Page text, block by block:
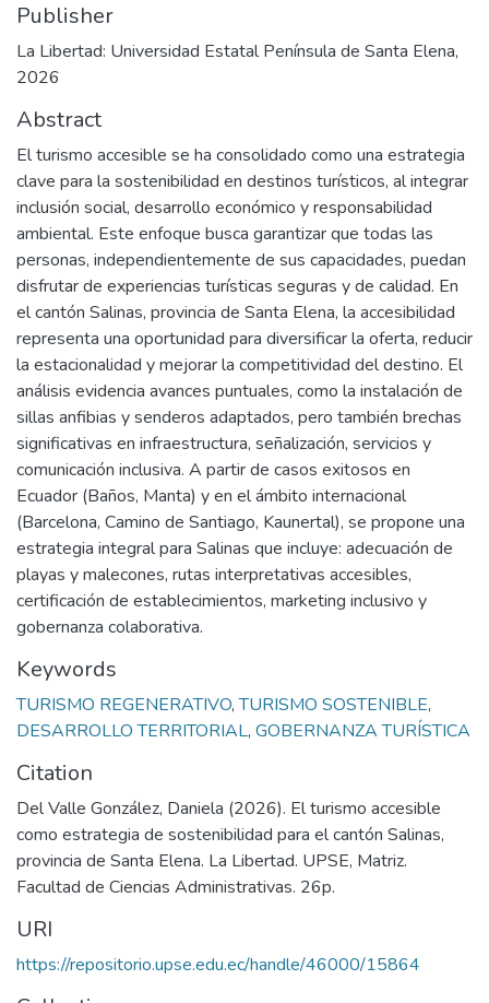
Publisher
La Libertad: Universidad Estatal Península de Santa Elena,
2026
Abstract
El turismo accesible se ha consolidado como una estrategia
clave para la sostenibilidad en destinos turísticos, al integrar
inclusión social, desarrollo económico y responsabilidad
ambiental. Este enfoque busca garantizar que todas las
personas, independientemente de sus capacidades, puedan
disfrutar de experiencias turísticas seguras y de calidad. En
el cantón Salinas, provincia de Santa Elena, la accesibilidad
representa una oportunidad para diversificar la oferta, reducir
la estacionalidad y mejorar la competitividad del destino. El
análisis evidencia avances puntuales, como la instalación de
sillas anfibias y senderos adaptados, pero también brechas
significativas en infraestructura, señalización, servicios y
comunicación inclusiva. A partir de casos exitosos en
Ecuador (Baños, Manta) y en el ámbito internacional
(Barcelona, Camino de Santiago, Kaunertal), se propone una
estrategia integral para Salinas que incluye: adecuación de
playas y malecones, rutas interpretativas accesibles,
certificación de establecimientos, marketing inclusivo y
gobernanza colaborativa.
Keywords
TURISMO REGENERATIVO,TURISMO SOSTENIBLE,
DESARROLLO TERRITORIAL, GOBERNANZA TURÍSTICA
Citation
Del Valle González, Daniela (2026). El turismo accesible
como estrategia de sostenibilidad para el cantón Salinas,
provincia de Santa Elena. La Libertad. UPSE, Matriz.
Facultad de Ciencias Administrativas. 26p.
URI
https://repositorio.upse.edu.ec/handle/46000/15864